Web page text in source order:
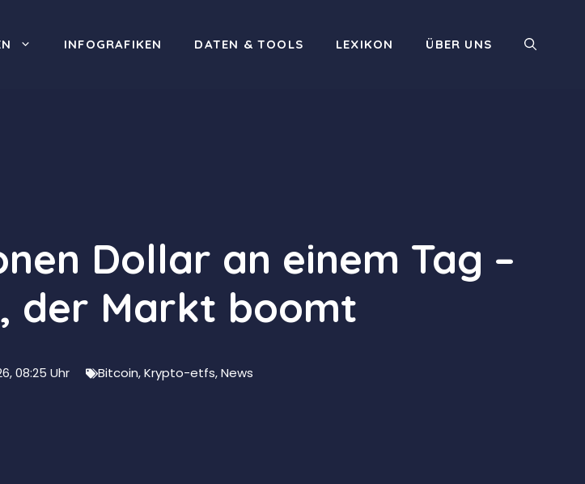
INFOGRAFIKEN DATEN & TOOLS LEXIKON ÜBER UNS
Dollar an einem Tag –
der Markt boomt
08:25 Uhr Bitcoin,Krypto-etfs,News